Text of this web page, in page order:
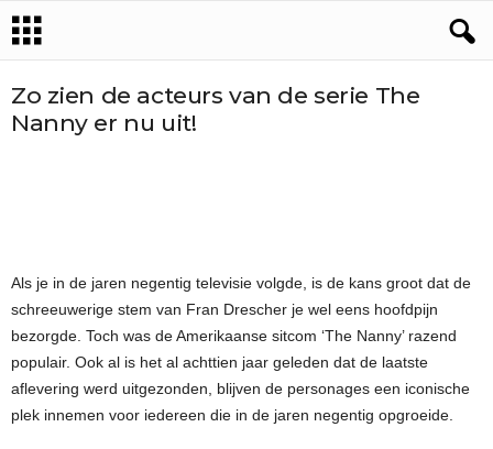
Zo zien de acteurs van de serie The
Nanny er nu uit!
Als je in de jaren negentig televisie volgde, is de kans groot dat de
schreeuwerige stem van Fran Drescher je wel eens hoofdpijn
bezorgde. Toch was de Amerikaanse sitcom ‘The Nanny’ razend
populair. Ook al is het al achttien jaar geleden dat de laatste
aflevering werd uitgezonden, blijven de personages een iconische
plek innemen voor iedereen die in de jaren negentig opgroeide.